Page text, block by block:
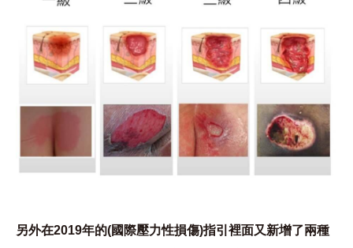
另外在2019年的(國際壓力性損傷)指引裡面又新增了兩種